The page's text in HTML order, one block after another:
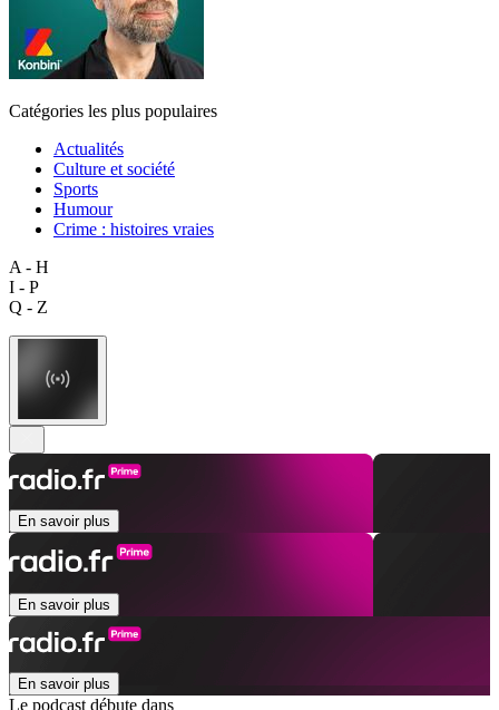
Catégories les plus populaires
Actualités
Culture et société
Sports
Humour
Crime : histoires vraies
A - H
I - P
Q - Z
En savoir plus
En savoir plus
En savoir plus
Le podcast débute dans